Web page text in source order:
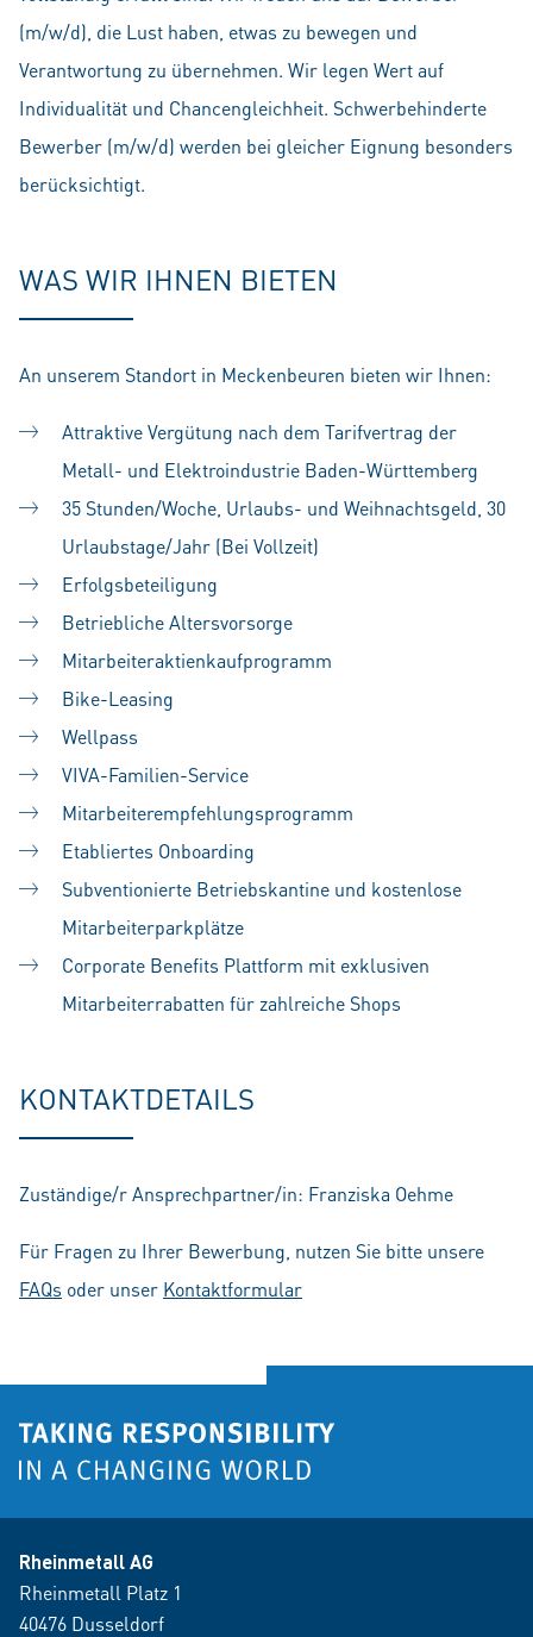
(m/w/d), die Lust haben, etwas zu bewegen und
Verantwortung zu übernehmen. Wir legen Wert auf
Individualität und Chancengleichheit. Schwerbehinderte
Bewerber (m/w/d) werden bei gleicher Eignung besonders
berücksichtigt.
WAS WIR IHNEN BIETEN
An unserem Standort in Meckenbeuren bieten wir Ihnen:
Attraktive Vergütung nach dem Tarifvertrag der
Metall- und Elektroindustrie Baden-Württemberg
35 Stunden/Woche, Urlaubs- und Weihnachtsgeld, 30
Urlaubstage/Jahr (Bei Vollzeit)
Erfolgsbeteiligung
Betriebliche Altersvorsorge
Mitarbeiteraktienkaufprogramm
Bike-Leasing
Wellpass
VIVA-Familien-Service
Mitarbeiterempfehlungsprogramm
Etabliertes Onboarding
Subventionierte Betriebskantine und kostenlose
Mitarbeiterparkplätze
Corporate Benefits Plattform mit exklusiven
Mitarbeiterrabatten für zahlreiche Shops
KONTAKTDETAILS
Zuständige/r Ansprechpartner/in: Franziska Oehme
Für Fragen zu Ihrer Bewerbung, nutzen Sie bitte unsere
FAQs oder unser Kontaktformular
Rheinmetall AG
Rheinmetall Platz 1
40476 Dusseldorf